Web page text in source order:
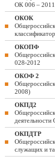
ОК 006 – 2011
ОКОК
ОКОПФ
028-2012
ОКОФ 2
2008)
ОКПД2
ОКПДТР
служащих и